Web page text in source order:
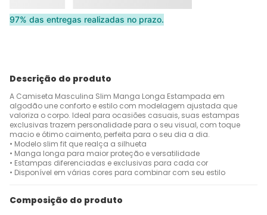
97% das entregas realizadas no prazo.
Descrição do produto
A Camiseta Masculina Slim Manga Longa Estampada em
algodão une conforto e estilo com modelagem ajustada que
valoriza o corpo. Ideal para ocasiões casuais, suas estampas
exclusivas trazem personalidade para o seu visual, com toque
macio e ótimo caimento, perfeita para o seu dia a dia.
• Modelo slim fit que realça a silhueta
• Manga longa para maior proteção e versatilidade
• Estampas diferenciadas e exclusivas para cada cor
• Disponível em várias cores para combinar com seu estilo
Composição do produto